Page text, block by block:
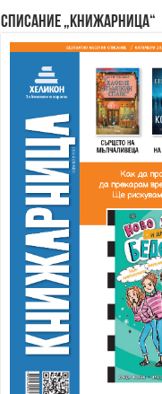
Списание „Книжарница“